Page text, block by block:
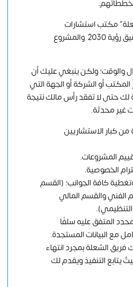
مكتب استشارات
اقتصادية في تحقيق رؤية 2030 والمشروع
والوقت؛ ولكن ينبغي عليك أن
أو الشركة أو الجهة التي
لك حتى لا تفقد رأس مالك نتيجة
غير محدثة.
من كبار الاستشاريين
المشروعات.
الخصوصية.
كافة الجوانب؛ (القسم
الفني والقسم المالي
المتفق عليه سلفًا
مع البيانات المستجدة.
فريق الشعلة بمجرد انتهاء
يتابع التنفيذ ويقدم لك